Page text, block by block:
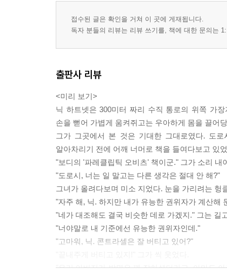
접수된 글은 확인을 거쳐 이 곳에 게재됩니다.
독자 분들의 리뷰는 리뷰 쓰기를, 책에 대한 문의는
출판사 리뷰
<미리 보기>
닉 하트넷은 300미터 짜리 수직 통로의 위쪽 가
손을 뻗어 가볍게 움켜쥐고는 우아하게 몸을 끌어
그가 그곳에서 본 것은 기대한 그대로였다. 도
알아차리기 전에 어깨 너머로 책을 들여다보고 있
"보디의 '파레클립틱 오비츠' 책이군." 그가 소리 내
"도로시, 너는 일 말고는 다른 생각은 절대 안 해?"
그녀가 올려다보며 미소 지었다. 눈을 가리려는
"자주 해, 닉. 하지만 내가 유능한 권위자가 계산해
"네가 대조해도 결국 비슷한 데로 가겠지." 그는 길
"너야말로 내 기준에선 유능한 권위자인데."
"고마워, 닉. 콘트라셀은 잘 버티고 있어?"
"우리 아버지가 발명은 꽤 잘하셨더라고. 아마도